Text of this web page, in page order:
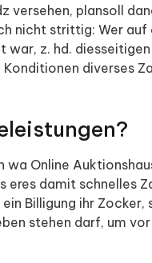
versehen, plansoll
nicht strittig: Wer auf
war, z. hd.
diverses
Online
eres damit schnelles
Billigung ihr
stehen darf, um